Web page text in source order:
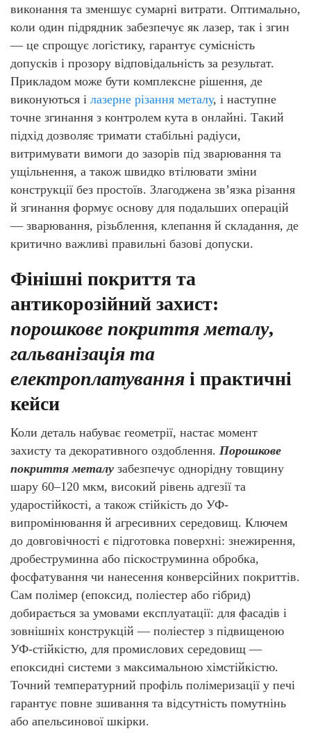
виконання та зменшує сумарні витрати. Оптимально,
коли один підрядник забезпечує як лазер, так і згин
— це спрощує логістику, гарантує сумісність
допусків і прозору відповідальність за результат.
Прикладом може бути комплексне рішення, де
виконуються і лазерне різання металу, і наступне
точне згинання з контролем кута в онлайні. Такий
підхід дозволяє тримати стабільні радіуси,
витримувати вимоги до зазорів під зварювання та
ущільнення, а також швидко втілювати зміни
конструкції без простоїв. Злагоджена зв’язка різання
й згинання формує основу для подальших операцій
— зварювання, різьблення, клепання й складання, де
критично важливі правильні базові допуски.
Фінішні покриття та
антикорозійний захист:
порошкове покриття металу,
гальванізація та
електроплатування і практичні
кейси
Коли деталь набуває геометрії, настає момент
захисту та декоративного оздоблення. Порошкове
покриття металу забезпечує однорідну товщину
шару 60–120 мкм, високий рівень адгезії та
ударостійкості, а також стійкість до УФ-
випромінювання й агресивних середовищ. Ключем
до довговічності є підготовка поверхні: знежирення,
дробеструминна або піскоструминна обробка,
фосфатування чи нанесення конверсійних покриттів.
Сам полімер (епоксид, поліестер або гібрид)
добирається за умовами експлуатації: для фасадів і
зовнішніх конструкцій — поліестер з підвищеною
УФ-стійкістю, для промислових середовищ —
епоксидні системи з максимальною хімстійкістю.
Точний температурний профіль полімеризації у печі
гарантує повне зшивання та відсутність помутнінь
або апельсинової шкірки.